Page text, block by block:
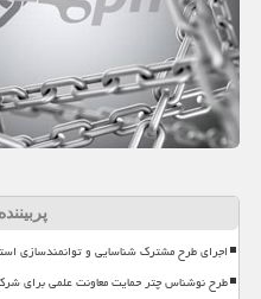
اجرای طرح مشترک شناسایی و توانمندسازی
طرح نوشناس چتر حمایت معاونت علمی برای